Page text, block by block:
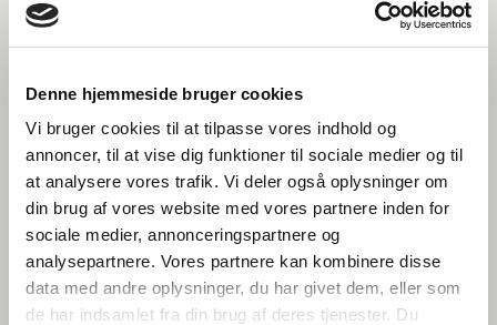
Denne hjemmeside bruger cookies
Vi bruger cookies til at tilpasse vores indhold og
annoncer, til at vise dig funktioner til sociale medier og til
at analysere vores trafik. Vi deler også oplysninger om
din brug af vores website med vores partnere inden for
sociale medier, annonceringspartnere og
analysepartnere. Vores partnere kan kombinere disse
data med andre oplysninger, du har givet dem, eller som
de har indsamlet fra din brug af deres tjenester. Du
der anvendes til at
føre statistik over
hvordan den
besøgende bruger
hjemmesiden.
_ga_#
Anvendes af Google
Analytics til at
indsamle data om
antallet af gange en
bruger har besøgt
hjemmesiden samt